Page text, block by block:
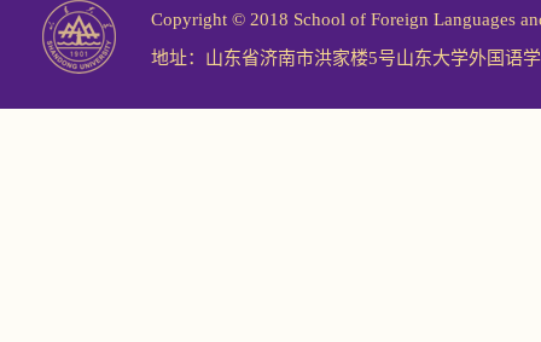
Copyright © 2018 School of Foreign Languages
地址：山东省济南市洪家楼5号山东大学外国语